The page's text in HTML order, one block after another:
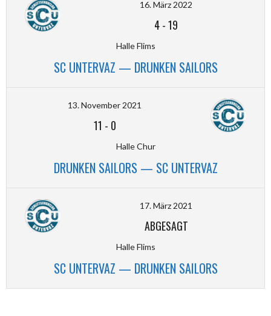
16. März 2022
4-19
Halle Flims
SC UNTERVAZ — DRUNKEN SAILORS
13. November 2021
11 - 0
Halle Chur
DRUNKEN SAILORS — SC UNTERVAZ
17. März 2021
ABGESAGT
Halle Flims
SC UNTERVAZ — DRUNKEN SAILORS